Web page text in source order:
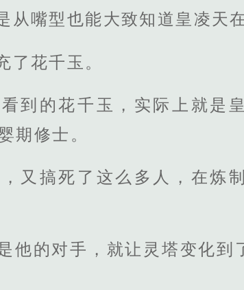
从嘴型也能大致知道皇凌天
了花千玉。
到的花千玉，实际上就是
期修士。
又搞死了这么多人，在炼
他的对手，就让灵塔变化到